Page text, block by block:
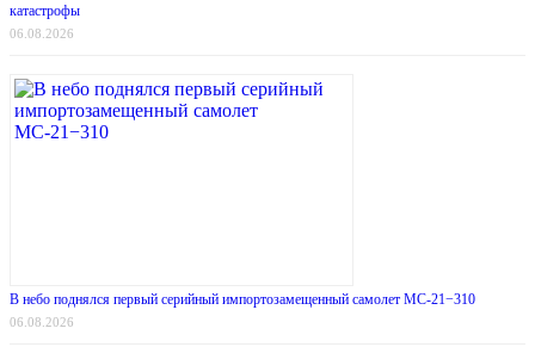
катастрофы
06.08.2026
В небо поднялся первый серийный импортозамещенный самолет МС-21−310
06.08.2026